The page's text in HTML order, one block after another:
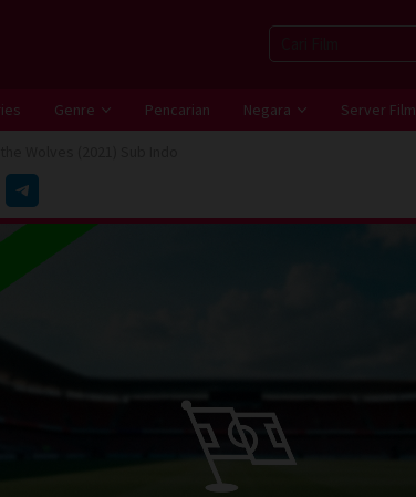
Genre Pencarian Negara Server Film